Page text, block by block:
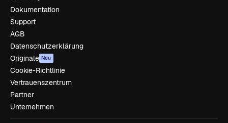
Dokumentation
Support
AGB
Datenschutzerklärung
Originale Neu
Cookie-Richtlinie
Vertrauenszentrum
Partner
Unternehmen